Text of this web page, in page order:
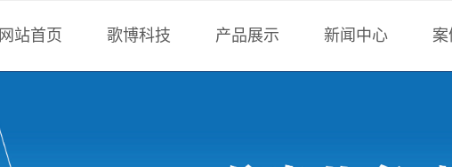
网站首页 歌博科技 产品展示 新闻中心 案